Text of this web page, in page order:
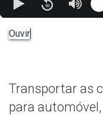
Ouvir
Transportar as
para